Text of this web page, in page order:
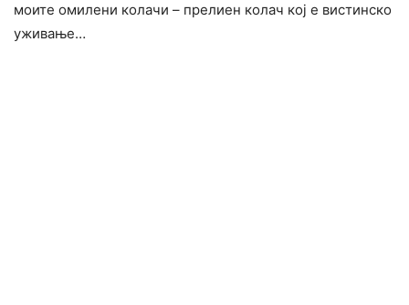
моите омилени колачи – прелиен колач кој е вистинско
уживање…